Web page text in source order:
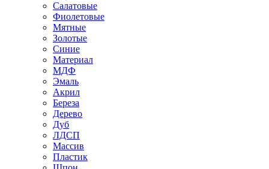
Салатовые
Фиолетовые
Мятные
Золотые
Синие
Материал
МДФ
Эмаль
Акрил
Береза
Дерево
Дуб
ЛДСП
Массив
Пластик